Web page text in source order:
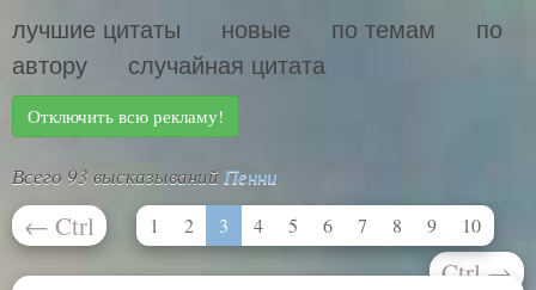
лучшие цитаты новые по темам
по
автору
случайная цитата
Отключить всю рекламу!
Всего 93 высказываний Пенни
← Ctrl 1 2 3 4 5 6 7 8 9 10
Ctrl →